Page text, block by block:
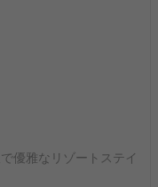
優雅なリゾートステイ